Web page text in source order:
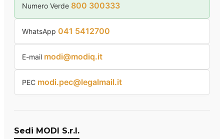
Numero Verde 800 300333
WhatsApp 041 5412700
E-mail modi@modiq.it
PEC modi.pec@legalmail.it
Sedi MODI S.r.l.